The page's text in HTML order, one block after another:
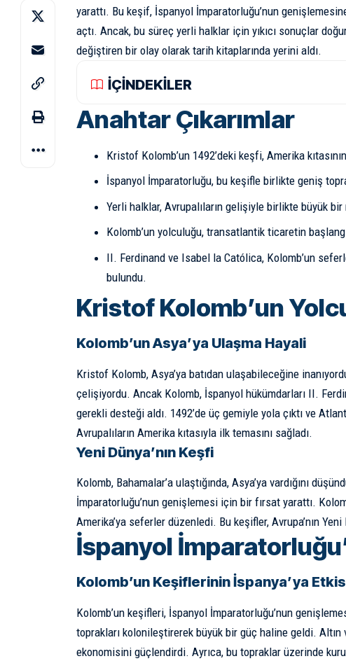
yarattı. Bu keşif, İspanyol İmparatorluğu’nun
açtı. Ancak, bu süreç yerli halklar için yıkıcı sonuçlar
değiştiren bir olay olarak tarih kitaplarında yerini aldı.
İÇİNDEKİLER
Anahtar Çıkarımlar
Kristof Kolomb’un 1492’deki keşfi, Amerika
İspanyol İmparatorluğu, bu keşifle birlikte geniş
Yerli halklar, Avrupalıların gelişiyle birlikte büyük bir
Kolomb’un yolculuğu, transatlantik ticaretin
II. Ferdinand ve Isabel la Católica, Kolomb’un
bulundu.
Kristof Kolomb’un
Kolomb’un Asya’ya Ulaşma Hayali
Kristof Kolomb, Asya’ya batıdan ulaşabileceğine
çelişiyordu. Ancak Kolomb, İspanyol hükümdarları II.
gerekli desteği aldı. 1492’de üç gemiyle yola çıktı ve
Avrupalıların Amerika kıtasıyla ilk temasını sağladı.
Yeni Dünya’nın Keşfi
Kolomb, Bahamalar’a ulaştığında, Asya’ya vardığını
İmparatorluğu’nun genişlemesi için bir fırsat yarattı.
Amerika’ya seferler düzenledi. Bu keşifler, Avrupa’nın Yeni
İspanyol
Kolomb’un Keşiflerinin İspanya’ya
Kolomb’un keşifleri, İspanyol İmparatorluğu’nun
toprakları kolonileştirerek büyük bir güç haline geldi. Altın
ekonomisini güçlendirdi. Ayrıca, bu topraklar üzerinde